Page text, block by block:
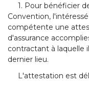
1. Pour bénéficier
Convention,
compétente une
d'assurance
contractant à laquelle
dernier lieu.
L'attestation est